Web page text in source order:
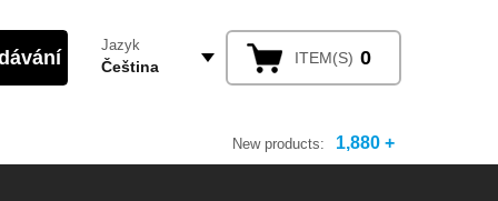
Jazyk
Čeština ITEM(S) 0
New products: 1,880 +